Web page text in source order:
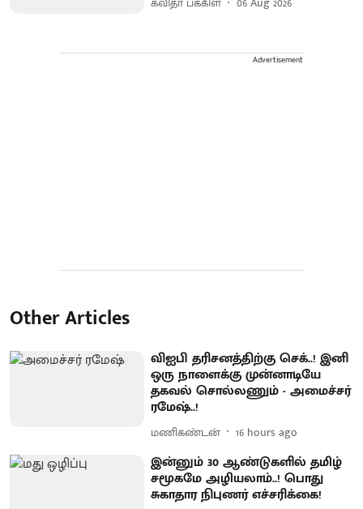
Advertisement
Other Articles
விஐபி தரிசனத்திற்கு செக்..! இனி
ஒரு நாளைக்கு முன்னாடியே
தகவல் சொல்லணும் - அமைச்சர்
ரமேஷ்..!
மணிகண்டன் 16 hours ago
இன்னும் 30 ஆண்டுகளில் தமிழ்
சமூகமே அழியலாம்..! பொது
சுகாதார நிபுணர் எச்சரிக்கை!